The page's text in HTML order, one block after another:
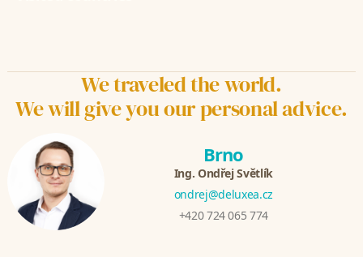
We traveled the world.
We will give you our personal advice.
Brno
Ing. Ondřej Světlík
ondrej@deluxea.cz
+420 724 065 774